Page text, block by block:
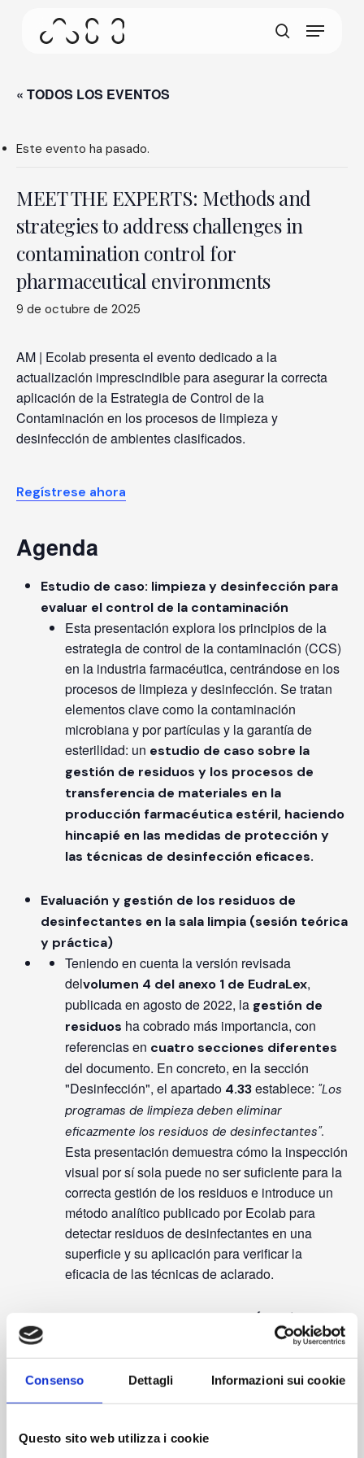
Consenso Dettagli Informazioni sui cookie
Questo sito web utilizza i cookie
Esta pantalla permite que su dispositivo consuma
menos energía de la necesaria cuando está
de la pantalla.
contenido
Menú
« TODOS LOS EVENTOS
Este evento ha pasado.
MEET THE EXPERTS: Methods and
strategies to address challenges in
contamination control for
pharmaceutical environments
9 de octubre de 2025
AM | Ecolab presenta el evento dedicado a la
actualización imprescindible para asegurar la correcta
aplicación de la Estrategia de Control de la
Contaminación en los procesos de limpieza y
desinfección de ambientes clasificados.
Regístrese ahora
Agenda
Estudio de caso: limpieza y desinfección para
evaluar el control de la contaminación
Esta presentación explora los principios de la
estrategia de control de la contaminación (CCS)
en la industria farmacéutica, centrándose en los
procesos de limpieza y desinfección. Se tratan
elementos clave como la contaminación
microbiana y por partículas y la garantía de
esterilidad: un estudio de caso sobre la
gestión de residuos y los procesos de
transferencia de materiales en la
producción farmacéutica estéril, haciendo
hincapié en las medidas de protección y
las técnicas de desinfección eficaces.
Evaluación y gestión de los residuos de
desinfectantes en la sala limpia (sesión teórica
y práctica)
Teniendo en cuenta la versión revisada
delvolumen 4 del anexo 1 de EudraLex,
publicada en agosto de 2022, la gestión de
residuos ha cobrado más importancia, con
referencias en cuatro secciones diferentes
del documento. En concreto, en la sección
"Desinfección", el apartado 4.33establece: "Los
programas de limpieza deben eliminar
eficazmente los residuos de desinfectantes".
Esta presentación demuestra cómo la inspección
visual por sí sola puede no ser suficiente para la
correcta gestión de los residuos e introduce un
método analítico publicado por Ecolab para
detectar residuos de desinfectantes en una
superficie y su aplicación para verificar la
eficacia de las técnicas de aclarado.
Taller: Transferencia de material (sesión
teórica y práctica)
Demostración práctica sobre la importancia de
utilizar la técnica de limpieza correcta para
la limpieza de envasesdurante el proceso de
de clase; se examinan métodos eficaces para